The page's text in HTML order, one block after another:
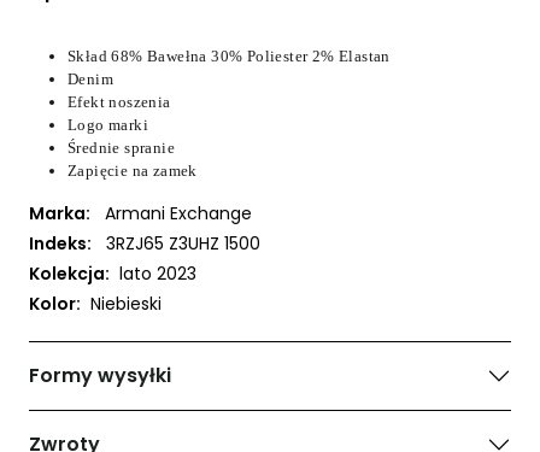
Skład 68% Bawełna 30% Poliester 2% Elastan
Denim
Efekt noszenia
Logo marki
Średnie spranie
Zapięcie na zamek
Marka:
Armani Exchange
Indeks:
3RZJ65 Z3UHZ 1500
Kolekcja: lato 2023
Kolor: Niebieski
Formy wysyłki
Zwroty